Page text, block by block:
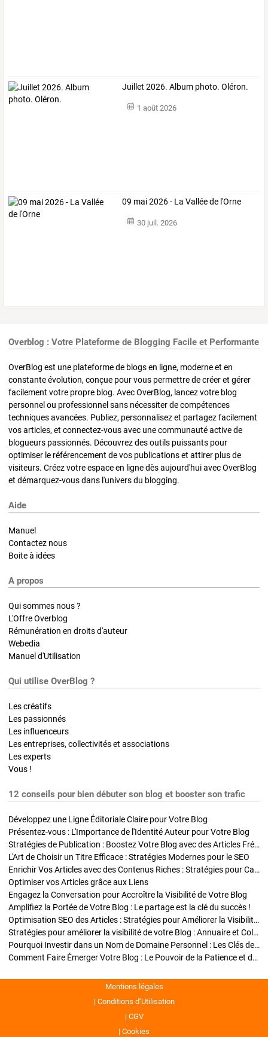
Juillet 2026. Album photo. Oléron.
1 août 2026
09 mai 2026 - La Vallée de l'Orne
30 juil. 2026
Overblog : Votre Plateforme de Blogging Facile et Performante
OverBlog est une plateforme de blogs en ligne, moderne et en
constante évolution, conçue pour vous permettre de créer et gérer
facilement votre propre blog. Avec OverBlog, lancez votre blog
personnel ou professionnel sans nécessiter de compétences
techniques avancées. Publiez, personnalisez et partagez facilement
vos articles, et connectez-vous avec une communauté active de
blogueurs passionnés. Découvrez des outils puissants pour
optimiser le référencement de vos publications et attirer plus de
visiteurs. Créez votre espace en ligne dès aujourd'hui avec OverBlog
et démarquez-vous dans l'univers du blogging.
Aide
Manuel
Contactez nous
Boite à idées
A propos
Qui sommes nous ?
L'Offre Overblog
Rémunération en droits d'auteur
Webedia
Manuel d'Utilisation
Qui utilise OverBlog ?
Les créatifs
Les passionnés
Les influenceurs
Les entreprises, collectivités et associations
Les experts
Vous !
12 conseils pour bien débuter son blog et booster son trafic
Développez une Ligne Éditoriale Claire pour Votre Blog
Présentez-vous : L'Importance de l'Identité Auteur pour Votre Blog
Stratégies de Publication : Boostez Votre Blog avec des Articles Fréquents et Exclusifs
L'Art de Choisir un Titre Efficace : Stratégies Modernes pour le SEO
Enrichir Vos Articles avec des Contenus Riches : Stratégies pour Captiver et Optimiser
Optimiser vos Articles grâce aux Liens
Engagez la Conversation pour Accroître la Visibilité de Votre Blog
Amplifiez la Portée de Votre Blog : Le partage est la clé du succès !
Optimisation SEO des Articles : Stratégies pour Améliorer la Visibilité de Votre Blog
Stratégies pour améliorer la visibilité de votre Blog : Annuaire et Collaborations
Pourquoi Investir dans un Nom de Domaine Personnel : Les Clés de la Réussite de Votre Blog
Comment Faire Émerger Votre Blog : Le Pouvoir de la Patience et de la Persévérance
Mentions légales
Conditions d’Utilisation
CGV
Cookies